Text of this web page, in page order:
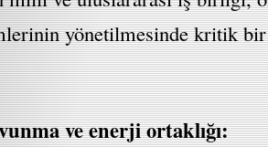
yönetilmesinde kritik
ve enerji ortaklığı: